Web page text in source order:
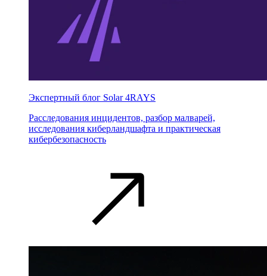
Экспертный блог Solar 4RAYS
Расследования инцидентов, разбор малварей,
исследования киберландшафта и практическая
кибербезопасность